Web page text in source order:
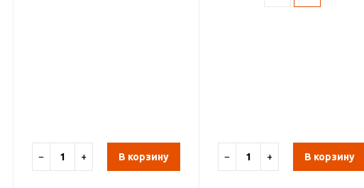
− + В корзину − + В корзину